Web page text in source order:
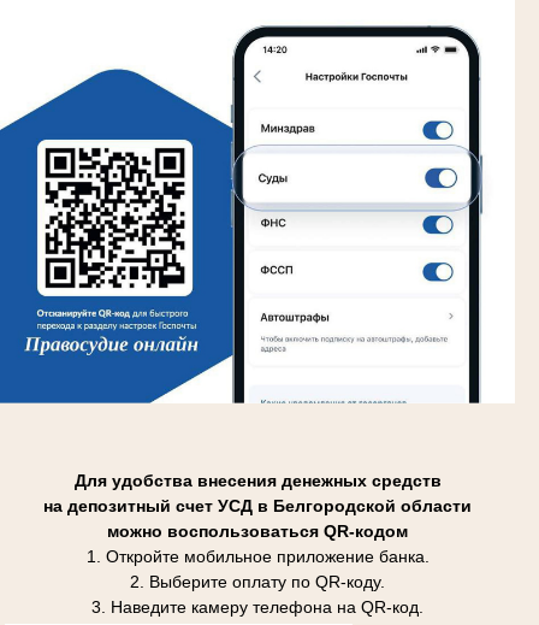
Для удобства внесения денежных средств
на депозитный счет УСД в Белгородской области
можно воспользоваться QR-кодом
1. Откройте мобильное приложение банка.
2. Выберите оплату по QR-коду.
3. Наведите камеру телефона на QR-код.